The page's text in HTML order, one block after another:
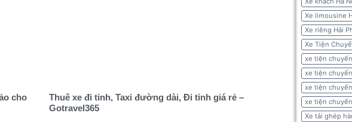
cho
Thuê xe đi tỉnh, Taxi đường dài, Đi tỉnh giá rẻ –
Gotravel365
Xe limousine
Xe riêng Hải
Xe Tiện
xe tiện
xe tiện
xe tiện
xe tiện
Xe tải ghép